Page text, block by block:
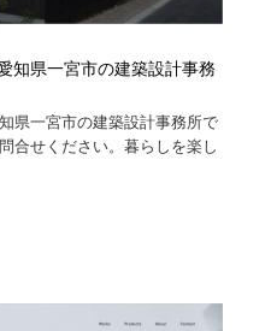
知県一宮市の建築設計事務
県一宮市の建築設計事務所で
合せください。暮らしを楽し